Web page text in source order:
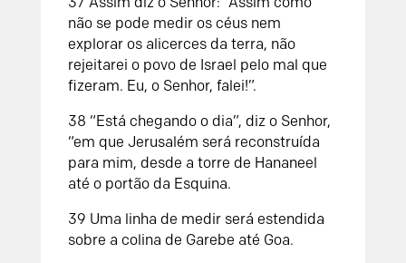
não se pode medir os céus nem
explorar os alicerces da terra, não
rejeitarei o povo de Israel pelo mal que
fizeram. Eu, o Senhor, falei!”.
38 “Está chegando o dia”, diz o Senhor,
“em que Jerusalém será reconstruída
para mim, desde a torre de Hananeel
até o portão da Esquina.
39 Uma linha de medir será estendida
sobre a colina de Garebe até Goa.